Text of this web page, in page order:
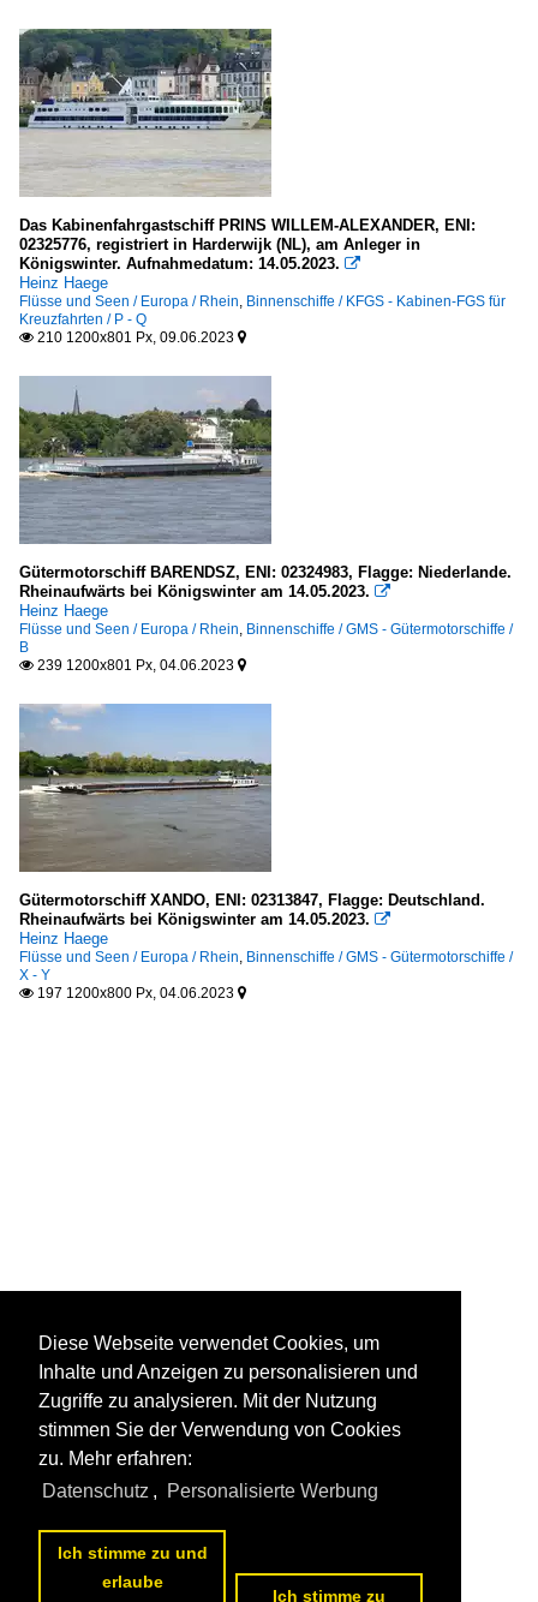
Das Kabinenfahrgastschiff PRINS WILLEM-ALEXANDER, ENI:
02325776, registriert in Harderwijk (NL), am Anleger in
Königswinter. Aufnahmedatum: 14.05.2023. 
Heinz Haege
Flüsse und Seen / Europa / Rhein, Binnenschiffe / KFGS - Kabinen-FGS für
Kreuzfahrten / P - Q
 210 1200x801 Px, 09.06.2023 
Gütermotorschiff BARENDSZ, ENI: 02324983, Flagge: Niederlande.
Rheinaufwärts bei Königswinter am 14.05.2023. 
Heinz Haege
Flüsse und Seen / Europa / Rhein, Binnenschiffe / GMS - Gütermotorschiffe /
B
 239 1200x801 Px, 04.06.2023 
Gütermotorschiff XANDO, ENI: 02313847, Flagge: Deutschland.
Rheinaufwärts bei Königswinter am 14.05.2023. 
Heinz Haege
Flüsse und Seen / Europa / Rhein, Binnenschiffe / GMS - Gütermotorschiffe /
X - Y
 197 1200x800 Px, 04.06.2023 
Diese Webseite verwendet Cookies, um
Inhalte und Anzeigen zu personalisieren und
Zugriffe zu analysieren. Mit der Nutzung
stimmen Sie der Verwendung von Cookies
zu. Mehr erfahren:
Datenschutz , Personalisierte Werbung
Ich stimme zu und
erlaube
Ich stimme zu